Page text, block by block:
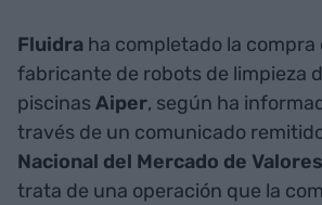
Fluidra ha completado la compra
fabricante de robots de limpieza
piscinasAiper, según ha
través de un comunicado
Nacional del Mercado de Valores
trata de una operación que la